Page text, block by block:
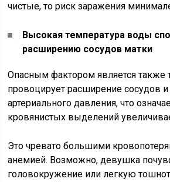
чистые, то риск заражения
Высокая температура воды
расширению сосудов матки
Опасным фактором является также
провоцирует расширение сосудов
артериального давления, что
кровянистых выделений
Это чревато большими
анемией. Возможно, девушка
головокружение или легкую